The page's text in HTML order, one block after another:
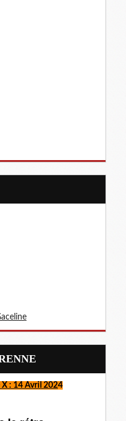
X : 14 Avril 2024